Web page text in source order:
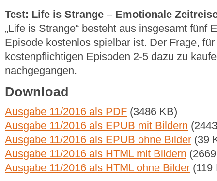
Test: Life is Strange – Emotionale
„Life is Strange“ besteht aus insgesamt fünf
Episode kostenlos spielbar ist. Der Frage,
kostenpflichtigen Episoden 2-5 dazu zu
nachgegangen.
Download
Ausgabe 11/2016 als PDF (3486 KB)
Ausgabe 11/2016 als EPUB mit Bildern
Ausgabe 11/2016 als EPUB ohne Bilder (39
Ausgabe 11/2016 als HTML mit Bildern
Ausgabe 11/2016 als HTML ohne Bilder (119